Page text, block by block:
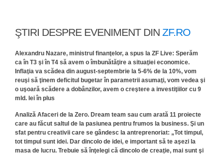
ŞTIRI DESPRE EVENIMENT DIN ZF.RO
Alexandru Nazare, ministrul finanţelor, a spus la ZF Live: Sperăm
ca în T3 şi în T4 să avem o îmbunătăţire a situaţiei economice.
Inflaţia va scădea din august-septembrie la 5-6% de la 10%, vom
reuşi să ţinem deficitul bugetar în parametrii asumaţi, vom vedea şi
o uşoară scădere a dobânzilor, avem o creştere a investiţiilor cu 9
mld. lei în plus
Analiză Afaceri de la Zero. Dream team sau cum arată 11 proiecte
care au făcut saltul de la pasiunea pentru frumos la business. Şi un
sfat pentru creativii care se gândesc la antreprenor­iat: „Tot timpul,
tot timpul sunt idei. Dar dincolo de idei, e important să te aşezi la
masa de lucru. Trebuie să înţelegi că dincolo de creaţie, mai sunt şi